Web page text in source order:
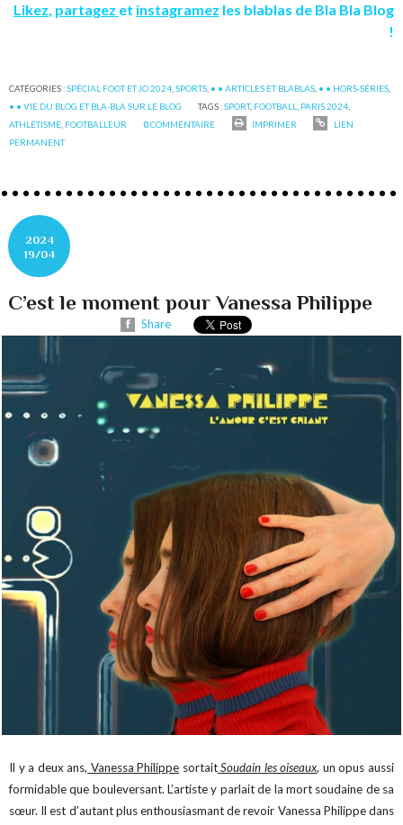
Likez, partagez et instagramez les blablas de Bla Bla Blog
!
CATÉGORIES :SPÉCIAL FOOT ET JO 2024 ,SPORTS • • ARTICLES ET BLABLAS • • HORS-SÉRIES
• • VIE DU BLOG ET BLA-BLA SUR LE BLOG
TAGS :SPORT, FOOTBALL PARIS 2024
ATHLÉTISME FOOTBALLEUR 0COMMENTAIRE IMPRIMER
LIEN
PERMANENT
2024
19/04
C’est le moment pour Vanessa Philippe
Share
Il y a deux ans, Vanessa Philippe sortait Soudain les oiseaux, un opus aussi
formidable que bouleversant. L’artiste y parlait de la mort soudaine de sa
sœur. Il est d’autant plus enthousiasmant de revoir Vanessa Philippe dans